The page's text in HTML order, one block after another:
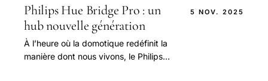
remous pour plonger. - Récupére
Philips Hue Bridge Pro : un
hub nouvelle génération
À l’heure où la domotique redéfinit la
manière dont nous vivons, le Philips
5 NOV. 2025